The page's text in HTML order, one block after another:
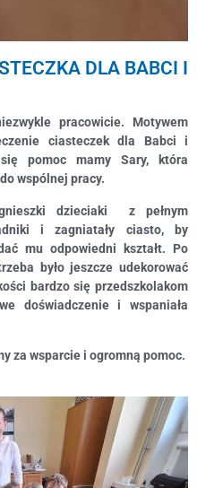
DLA BABCI I
pracowicie. Motywem
ciasteczek dla Babci i
pomoc mamy Sary, która
wspólnej pracy.
dzieciaki z pełnym
i zagniatały ciasto, by
mu odpowiedni kształt. Po
było jeszcze udekorować
bardzo się przedszkolakom
doświadczenie i wspaniała
za wsparcie i ogromną pomoc.